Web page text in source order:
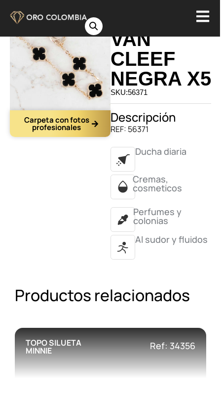
Carpeta con fotos
profesionales
PULSERA
VAN
CLEEF
NEGRA X5
SKU:56371
Descripción
REF: 56371
Ducha diaria
Cremas,
cosmeticos
Perfumes y
colonias
Al sudor y fluidos
Productos relacionados
TOPO SILUETA
MINNIE Ref: 34356